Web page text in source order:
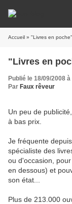
Accueil » "Livres en
"Livres en
Publié le 18/09/2008
Par Faux rêveur
Un peu de
à bas prix.
Je fréquente
spécialiste des
ou d'occasion,
en dessous) et
son état...
Plus de 213.000